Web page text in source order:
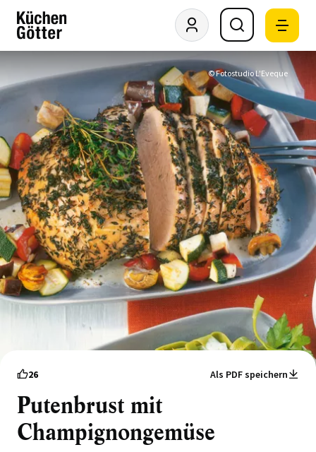
© Fotostudio L'Eveque
26 Als PDF speichern
Putenbrust mit
Champignongemüse